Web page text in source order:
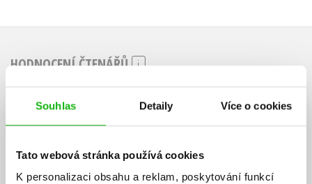
Souhlas Detaily Více o cookies
Tato webová stránka používá cookies
K personalizaci obsahu a reklam, poskytování funkcí
HODNOCENÍ ČTENÁŘŮ
Uživatelskou recenzi mohou vkládat pouze registrovaní uživatelé